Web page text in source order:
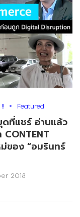
Featured
ที่แชร์ อ่านแล้ว
ม่ของ “อมรินทร์
2018